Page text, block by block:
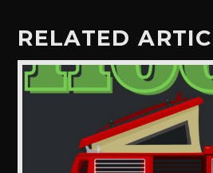
RELATED